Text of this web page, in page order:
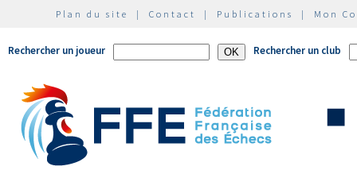
Plan du site | Contact | Publications | Mon
Rechercher un joueur Rechercher un club